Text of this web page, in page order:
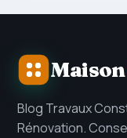
Blog Travaux
Rénovation.